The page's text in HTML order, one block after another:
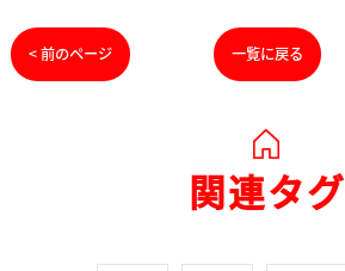
< 前のページ 一覧に戻る
関連タグ